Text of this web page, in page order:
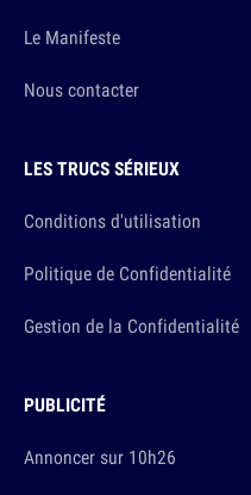
Le Manifeste
Nous contacter
LES TRUCS SÉRIEUX
Conditions d'utilisation
Politique de Confidentialité
Gestion de la Confidentialité
PUBLICITÉ
Annoncer sur 10h26